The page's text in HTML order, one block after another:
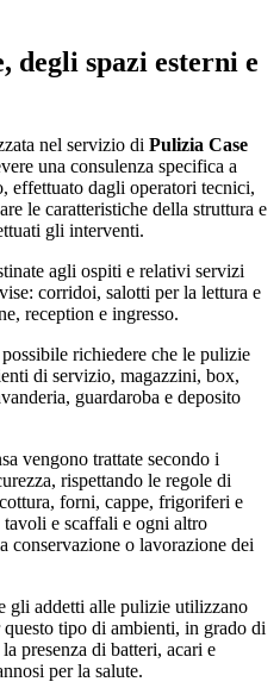
degli spazi esterni e
nel servizio di Pulizia Case
una consulenza specifica a
effettuato dagli operatori tecnici,
le caratteristiche della struttura e
gli interventi.
agli ospiti e relativi servizi
corridoi, salotti per la lettura e
reception e ingresso.
richiedere che le pulizie
di servizio, magazzini, box,
guardaroba e deposito
vengono trattate secondo i
rispettando le regole di
forni, cappe, frigoriferi e
e scaffali e ogni altro
conservazione o lavorazione dei
gli addetti alle pulizie utilizzano
tipo di ambienti, in grado di
presenza di batteri, acari e
per la salute.